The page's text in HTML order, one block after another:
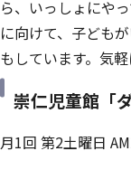
ら、いっしょにや
に向けて、子ども
もしています。気軽
崇仁児童館「
月1回 第2土曜日